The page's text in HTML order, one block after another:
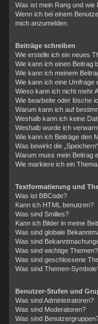
Was ist mein Rang und wie
Wenn ich bei einem
mich anzumelden.
Beiträge schreiben
Wie erstelle ich ein neues
Wie kann ich einen Beitrag
Wie kann ich meinem
Wie kann ich eine Umfrage
Wieso kann ich nicht mehr
Wie bearbeite oder lösche
Warum kann ich auf
Weshalb kann ich keine
Weshalb wurde ich
Wie kann ich Beiträge den
Was bewirkt die
Warum muss mein Beitrag
Wie markiere ich ein
Textformatierung und
Was ist BBCode?
Kann ich HTML benutzen?
Was sind Smilies?
Kann ich Bilder in meine
Was sind globale
Was sind
Was sind wichtige Themen?
Was sind geschlossene
Was sind Themen-
Benutzer-Stufen und
Was sind Administratoren?
Was sind Moderatoren?
Was sind